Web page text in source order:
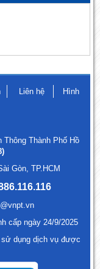
Liên hệ
Hình
Thông Thành Phố Hồ
Gòn, TP.HCM
cấp ngày 24/9/2025
dụng dịch vụ được